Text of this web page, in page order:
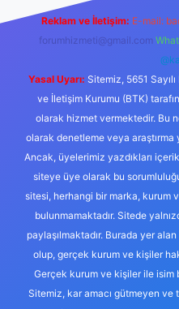
Reklam ve İletişim: E-mail:
forumhizmeti@gmail.com
Yasal Uyarı: Sitemiz, 5651
ve İletişim Kurumu (BTK)
olarak hizmet vermektedir. Bu
olarak denetleme veya
Ancak, üyelerimiz yazdıkları
siteye üye olarak bu
sitesi, herhangi bir marka, kurum
bulunmamaktadır. Sitede
paylaşılmaktadır. Burada yer
olup, gerçek kurum ve kişiler
Gerçek kurum ve kişiler ile
Sitemiz, kar amacı gütmeyen ve